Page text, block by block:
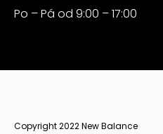
Po – Pá od 9:00 – 17:00
Copyright 2022 New Balance